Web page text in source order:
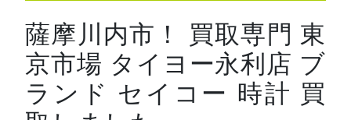
薩摩川内市！ 買取専門 東
京市場 タイヨー永利店 ブ
ランド セイコー 時計 買